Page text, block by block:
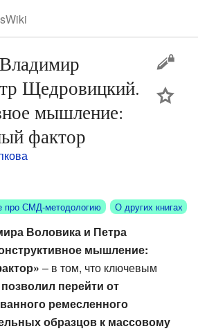
Щедровицкий.
мышление:
фактор
О других книгах
про СМД-методологию
Воловика и Петра
мышление:
– в том, что ключевым
позволил перейти от
ремесленного
образцов к массовому